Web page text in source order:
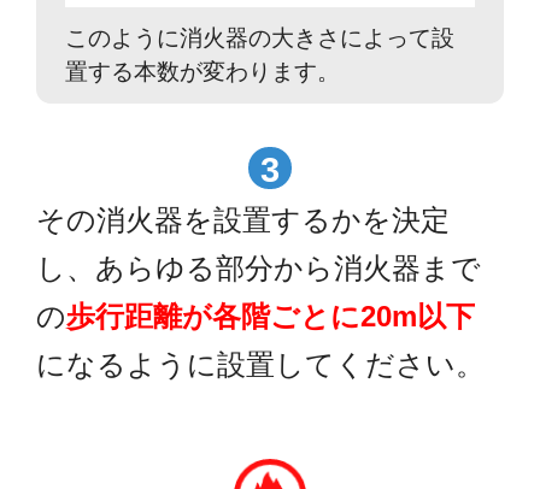
このように消火器の大きさによって設
置する本数が変わります。
3
その消火器を設置するかを決定
し、あらゆる部分から消火器まで
の歩行距離が各階ごとに20m以下
になるように設置してください。